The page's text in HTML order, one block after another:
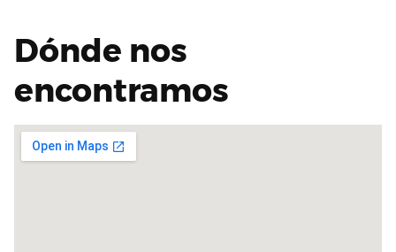
Dónde nos
encontramos